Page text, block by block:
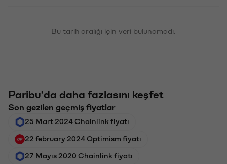
Bu tarih aralığı için veri bulunamadı.
Paribu'da daha fazlasını keşfet
Son gezilen geçmiş fiyatlar
25 Mart 2024 Chainlink fiyatı
22 february 2024 Optimism fiyatı
27 Mayıs 2020 Chainlink fiyatı